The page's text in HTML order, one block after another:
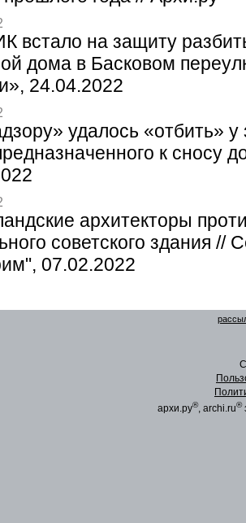
встало на защиту
дома в Басковом
24.04.2022
удалось «отбить»
к сносу
архитекторы
советского здания //
07.02.2022
архи.ру®, archi.ru®